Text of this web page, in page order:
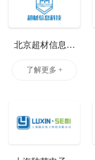
北京超材信息科
技有限公司
了解更多 +